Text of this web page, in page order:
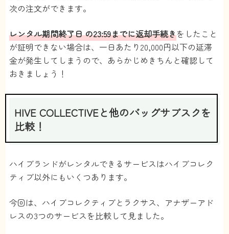
次の注文ができます。
レンタル期間終了日 の23:59までに返却手続きをしたこと
が証明できない場合は、一日あたり20,000円以下の延滞
金が発生してしまうので、あらかじめきちんと確認して
おきましょう！
HIVE COLLECTIVEと他のバッグサブスクを
比較！
ハイブランドがレンタルできるサービスはハイブコレク
ティブ以外にもいくつあります。
今回は、ハイブコレクティブとラクサス、アナザーアド
レスの3つのサービスを比較して見ました。